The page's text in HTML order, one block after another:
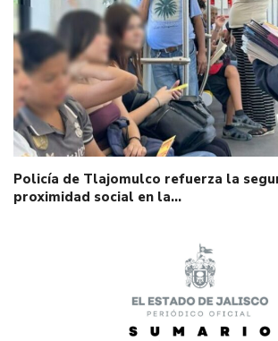
Policía de Tlajomulco refuerza la
proximidad social en la…